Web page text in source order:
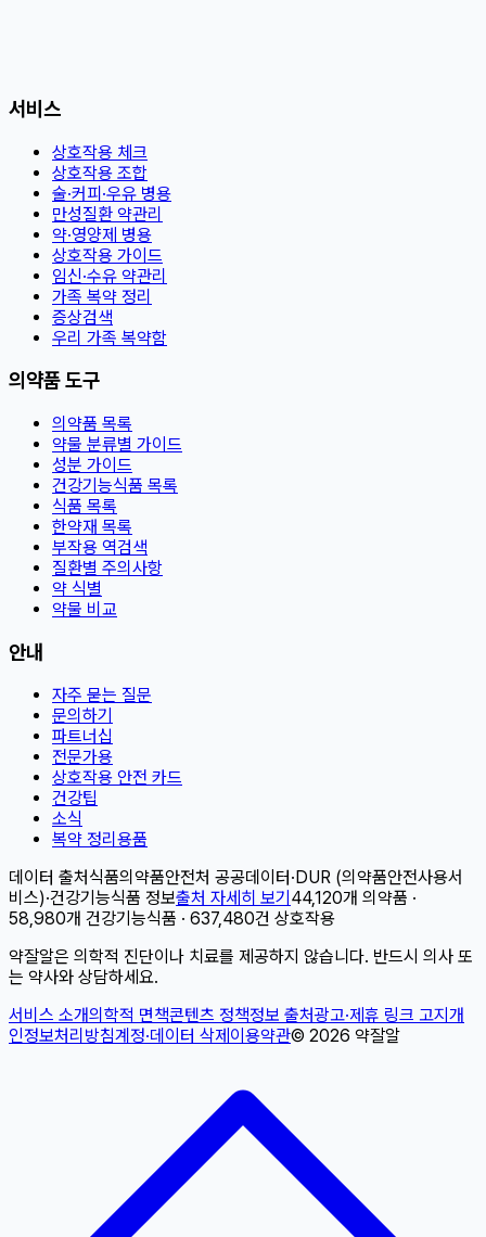
서비스
상호작용 체크
상호작용 조합
술·커피·우유 병용
만성질환 약관리
약·영양제 병용
상호작용 가이드
임신·수유 약관리
가족 복약 정리
증상검색
우리 가족 복약함
의약품 도구
의약품 목록
약물 분류별 가이드
성분 가이드
건강기능식품 목록
식품 목록
한약재 목록
부작용 역검색
질환별 주의사항
약 식별
약물 비교
안내
자주 묻는 질문
문의하기
파트너십
전문가용
상호작용 안전 카드
건강팁
소식
복약 정리용품
데이터 출처 식품의약품안전처 공공데이터 · DUR (의약품안전사용서
비스)·건강기능식품 정보출처 자세히 보기 44,120개 의약품 ·
58,980개 건강기능식품 · 637,480건 상호작용
약잘알은 의학적 진단이나 치료를 제공하지 않습니다. 반드시 의사 또
는 약사와 상담하세요.
서비스 소개의학적 면책콘텐츠 정책정보 출처광고·제휴 링크 고지 개
인정보처리방침계정·데이터 삭제 이용약관© 2026 약잘알